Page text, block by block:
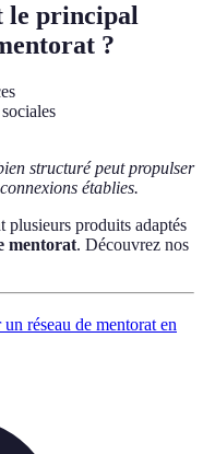
le principal
?
structuré peut propulser
établies.
plusieurs produits adaptés
mentorat. Découvrez nos
réseau de mentorat en